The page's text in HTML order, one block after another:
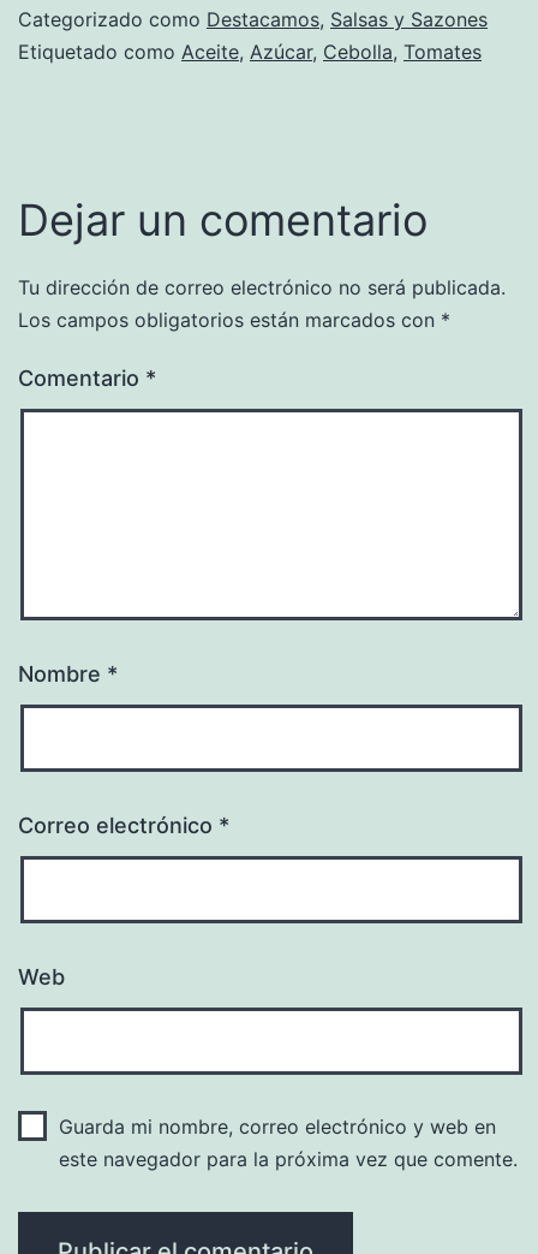
Categorizado como Destacamos, Salsas y Sazones
Etiquetado como Aceite, Azúcar, Cebolla, Tomates
Dejar un comentario
Tu dirección de correo electrónico no será publicada.
Los campos obligatorios están marcados con *
Comentario *
Nombre *
Correo electrónico *
Web
Guarda mi nombre, correo electrónico y web en
este navegador para la próxima vez que comente.